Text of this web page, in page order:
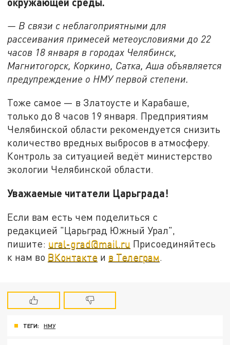
— В связи с неблагоприятными для
рассеивания примесей метеоусловиями до 22
часов 18 января в городах Челябинск,
Магнитогорск, Коркино, Сатка, Аша объявляется
предупреждение о НМУ первой степени.
Тоже самое — в Златоусте и Карабаше,
только до 8 часов 19 января. Предприятиям
Челябинской области рекомендуется снизить
количество вредных выбросов в атмосферу.
Контроль за ситуацией ведёт министерство
экологии Челябинской области.
Уважаемые читатели Царьграда!
Если вам есть чем поделиться с
редакцией "Царьград Южный Урал",
пишите: ural-grad@mail.ru Присоединяйтесь
к нам во ВКонтакте и в Телеграм
ТЕГИ: НМУ